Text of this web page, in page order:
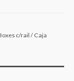
c/rail / Caja